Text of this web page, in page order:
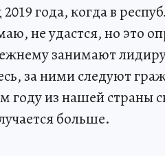
года, когда в
не удастся, но это
занимают
за ними следуют
из нашей страны
больше.